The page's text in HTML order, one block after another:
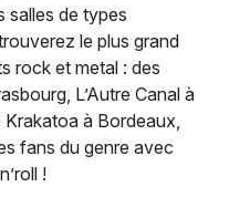
salles de types
le plus grand
rock et metal : des
L’Autre Canal à
Krakatoa à Bordeaux,
fans du genre avec
!